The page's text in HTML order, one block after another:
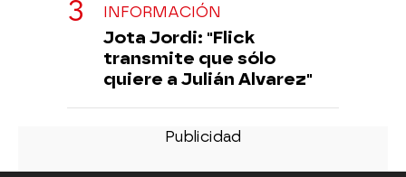
INFORMACIÓN
Jota Jordi: "Flick
transmite que sólo
quiere a Julián Alvarez"